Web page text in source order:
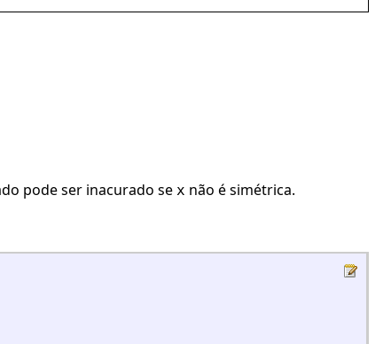
pode ser inacurado se x não é simétrica.